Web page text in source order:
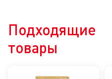
Подходящие
товары